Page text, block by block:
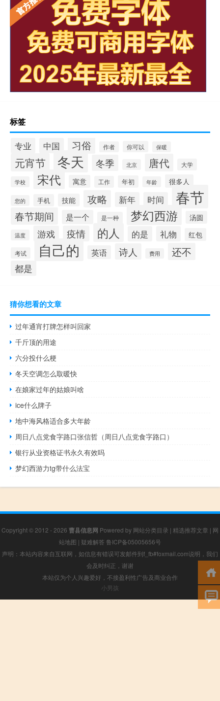
标签
专业 中国 习俗 作者 你可以 保暖
元宵节 冬天 冬季 北京 唐代 大学
学校 宋代 寓意 工作 年初 年龄 很多人
您的 手机 技能 攻略 新年 时间 春节
春节期间 是一个 是一种 梦幻西游 汤圆
温度 游戏 疫情 的人 的是 礼物 红包
考试 自己的 英语 诗人 费用 还不
都是
猜你想看的文章
过年通宵打牌怎样叫回家
千斤顶的用途
六分投什么梗
冬天空调怎么取暖快
在娘家过年的姑娘叫啥
ice什么牌子
地中海风格适合多大年龄
周日八点党食字路口张信哲（周日八点党食字路口）
银行从业资格证书永久有效吗
梦幻西游力tg带什么法宝
Copyright © 2012 - 2026 曹县信息网 Powered by 网站分类目录 | 精选推荐文章 | 网
站地图 | 疑难解答 鲁ICP备05005656号
声明：本站内容来自互联网，如信息有错误可发邮件到f_fb#foxmail.com说明，我们
会及时纠正，谢谢
本站仅为个人兴趣爱好，不接盈利性广告及商业合作
小男孩